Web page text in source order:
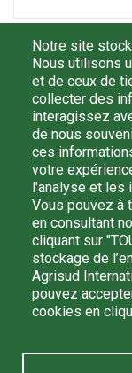
Prénom
Email
En m'inscrivant,
confidentialitéet
soient traitées
informations de
moment en
Notre site
Nous utilisons
et de ceux de
collecter des
interagissez
de nous
ces
votre
l'analyse et les
Vous pouvez à
en consultant
cliquant sur
stockage de
Agrisud
pouvez
cookies en